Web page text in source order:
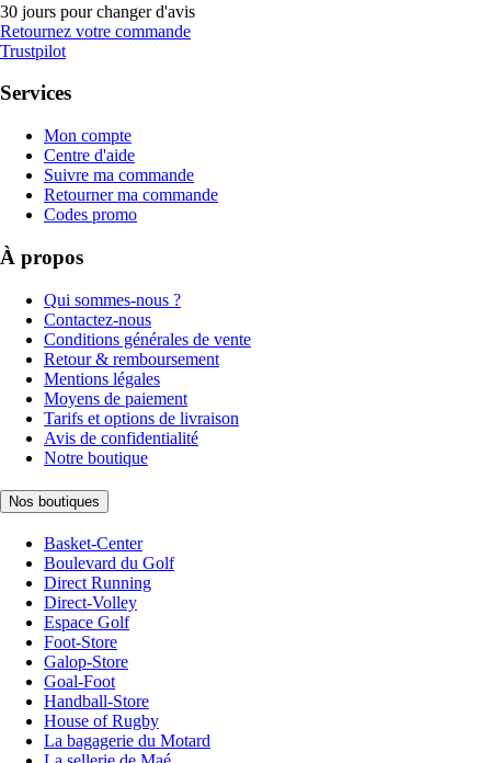
30 jours pour changer d'avis
Retournez votre commande
Trustpilot
Services
Mon compte
Centre d'aide
Suivre ma commande
Retourner ma commande
Codes promo
À propos
Qui sommes-nous ?
Contactez-nous
Conditions générales de vente
Retour & remboursement
Mentions légales
Moyens de paiement
Tarifs et options de livraison
Avis de confidentialité
Notre boutique
Nos boutiques
Basket-Center
Boulevard du Golf
Direct Running
Direct-Volley
Espace Golf
Foot-Store
Galop-Store
Goal-Foot
Handball-Store
House of Rugby
La bagagerie du Motard